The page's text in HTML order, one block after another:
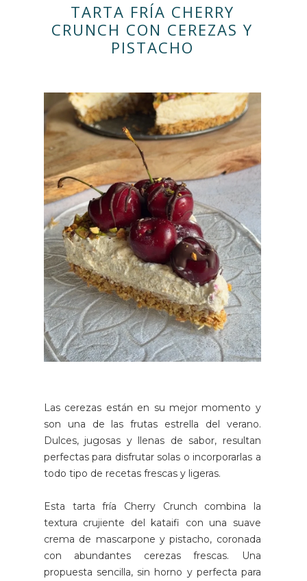
TARTA FRÍA CHERRY
CRUNCH CON CEREZAS Y
PISTACHO
Las cerezas están en su mejor momento y
son una de las frutas estrella del verano.
Dulces, jugosas y llenas de sabor, resultan
perfectas para disfrutar solas o incorporarlas a
todo tipo de recetas frescas y ligeras.
Esta tarta fría Cherry Crunch combina la
textura crujiente del kataifi con una suave
crema de mascarpone y pistacho, coronada
con abundantes cerezas frescas. Una
propuesta sencilla, sin horno y perfecta para